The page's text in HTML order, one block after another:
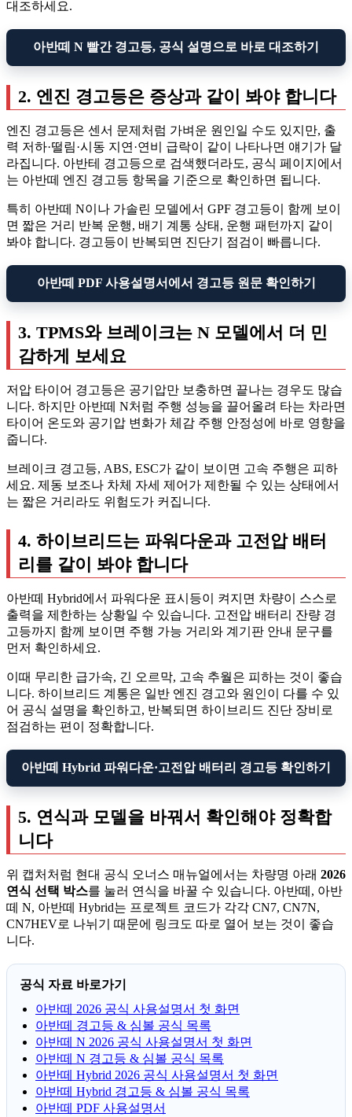
대조하세요.
아반떼 N 빨간 경고등, 공식 설명으로 바로 대조하기
2. 엔진 경고등은 증상과 같이 봐야 합니다
엔진 경고등은 센서 문제처럼 가벼운 원인일 수도 있지만, 출
력 저하·떨림·시동 지연·연비 급락이 같이 나타나면 얘기가 달
라집니다. 아반테 경고등으로 검색했더라도, 공식 페이지에서
는 아반떼 엔진 경고등 항목을 기준으로 확인하면 됩니다.
특히 아반떼 N이나 가솔린 모델에서 GPF 경고등이 함께 보이
면 짧은 거리 반복 운행, 배기 계통 상태, 운행 패턴까지 같이
봐야 합니다. 경고등이 반복되면 진단기 점검이 빠릅니다.
아반떼 PDF 사용설명서에서 경고등 원문 확인하기
3. TPMS와 브레이크는 N 모델에서 더 민
감하게 보세요
저압 타이어 경고등은 공기압만 보충하면 끝나는 경우도 많습
니다. 하지만 아반떼 N처럼 주행 성능을 끌어올려 타는 차라면
타이어 온도와 공기압 변화가 체감 주행 안정성에 바로 영향을
줍니다.
브레이크 경고등, ABS, ESC가 같이 보이면 고속 주행은 피하
세요. 제동 보조나 차체 자세 제어가 제한될 수 있는 상태에서
는 짧은 거리라도 위험도가 커집니다.
4. 하이브리드는 파워다운과 고전압 배터
리를 같이 봐야 합니다
아반떼 Hybrid에서 파워다운 표시등이 켜지면 차량이 스스로
출력을 제한하는 상황일 수 있습니다. 고전압 배터리 잔량 경
고등까지 함께 보이면 주행 가능 거리와 계기판 안내 문구를
먼저 확인하세요.
이때 무리한 급가속, 긴 오르막, 고속 추월은 피하는 것이 좋습
니다. 하이브리드 계통은 일반 엔진 경고와 원인이 다를 수 있
어 공식 설명을 확인하고, 반복되면 하이브리드 진단 장비로
점검하는 편이 정확합니다.
아반떼 Hybrid 파워다운·고전압 배터리 경고등 확인하기
5. 연식과 모델을 바꿔서 확인해야 정확합
니다
위 캡처처럼 현대 공식 오너스 매뉴얼에서는 차량명 아래 2026
연식 선택 박스를 눌러 연식을 바꿀 수 있습니다. 아반떼, 아반
떼 N, 아반떼 Hybrid는 프로젝트 코드가 각각 CN7, CN7N,
CN7HEV로 나뉘기 때문에 링크도 따로 열어 보는 것이 좋습
니다.
공식 자료 바로가기
아반떼 2026 공식 사용설명서 첫 화면
아반떼 경고등 & 심볼 공식 목록
아반떼 N 2026 공식 사용설명서 첫 화면
아반떼 N 경고등 & 심볼 공식 목록
아반떼 Hybrid 2026 공식 사용설명서 첫 화면
아반떼 Hybrid 경고등 & 심볼 공식 목록
아반떼 PDF 사용설명서